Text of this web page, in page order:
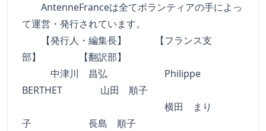
AntenneFranceは全てボランティアの手によっ
て運営・発行されています。
【発行人・編集長】 【フランス支
部】 【翻訳部】
中津川 昌弘 Philippe
BERTHET 山田 順子
横田 まり
子 長島 順子